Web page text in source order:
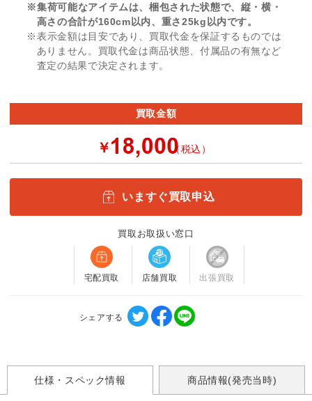
※集荷可能なアイテムは、梱包された状態で、縦・横・
高さの合計が160cm以内、重さ25kg以内です。
※表示金額は目安であり、買取代金を保証するものでは
ありません。買取代金は商品状態、付属品の有無など
査定の結果で決定されます。
買取金額
￥ （税込）
いますぐ買取申込
買取お取扱い窓口
宅配買取 店舗買取 出張買取
シェアする
仕様・スペック情報 商品情報(発売当時)